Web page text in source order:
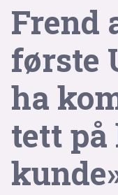
Frend
første
ha
tett på
mørk
nyhetsbrev
kode24-
LinkedIn
Bluesky
Facebook